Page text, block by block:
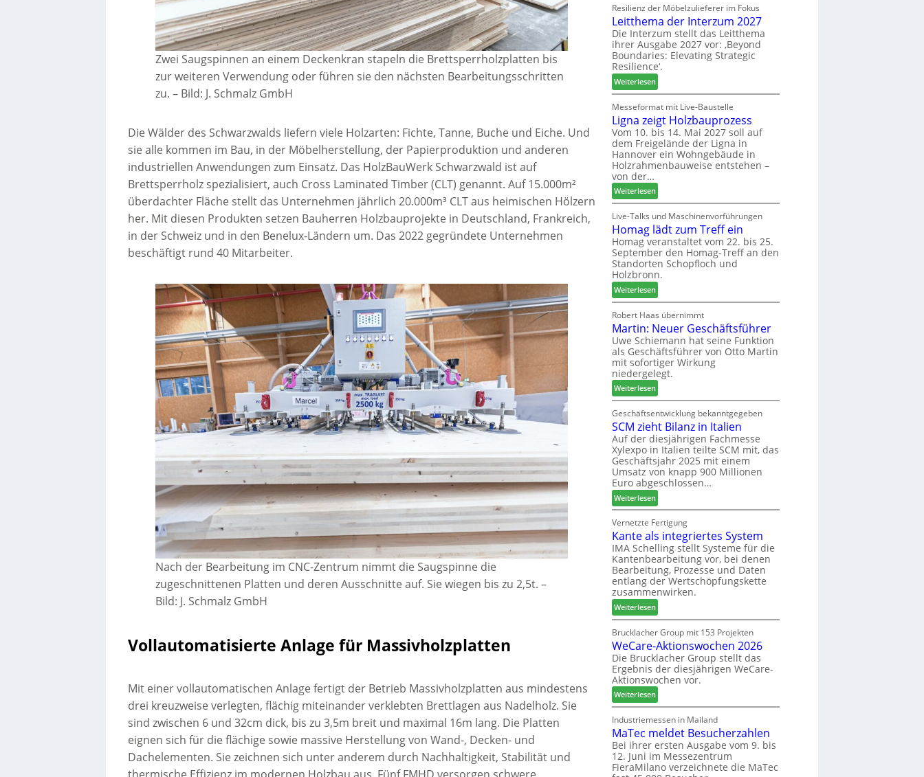
Zwei Saugspinnen an einem Deckenkran stapeln die Brettsperrholzplatten bis
zur weiteren Verwendung oder führen sie den nächsten Bearbeitungsschritten
zu. – Bild: J. Schmalz GmbH
Die Wälder des Schwarzwalds liefern viele Holzarten: Fichte, Tanne, Buche und Eiche. Und
sie alle kommen im Bau, in der Möbelherstellung, der Papierproduktion und anderen
industriellen Anwendungen zum Einsatz. Das HolzBauWerk Schwarzwald ist auf
Brettsperrholz spezialisiert, auch Cross Laminated Timber (CLT) genannt. Auf 15.000m²
überdachter Fläche stellt das Unternehmen jährlich 20.000m³ CLT aus heimischen Hölzern
her. Mit diesen Produkten setzen Bauherren Holzbauprojekte in Deutschland, Frankreich,
in der Schweiz und in den Benelux-Ländern um. Das 2022 gegründete Unternehmen
beschäftigt rund 40 Mitarbeiter.
Nach der Bearbeitung im CNC-Zentrum nimmt die Saugspinne die
zugeschnittenen Platten und deren Ausschnitte auf. Sie wiegen bis zu 2,5t. –
Bild: J. Schmalz GmbH
Vollautomatisierte Anlage für Massivholzplatten
Mit einer vollautomatischen Anlage fertigt der Betrieb Massivholzplatten aus mindestens
drei kreuzweise verlegten, flächig miteinander verklebten Brettlagen aus Nadelholz. Sie
sind zwischen 6 und 32cm dick, bis zu 3,5m breit und maximal 16m lang. Die Platten
eignen sich für die flächige sowie massive Herstellung von Wand-, Decken- und
Dachelementen. Sie zeichnen sich unter anderem durch Nachhaltigkeit, Stabilität und
o
r
t
i
m
e
n
t
u
n
g
e
n
f
ü
P
a
n
t
a
g
m
e
l
l
o
-
F
ä
s
e
r
u
n
d
-
V
r
b
i
n
d
e
r
Resilienz der Möbelzulieferer im Fokus
Leitthema der Interzum 2027
Die Interzum stellt das Leitthema
ihrer Ausgabe 2027 vor: ‚Beyond
Boundaries: Elevating Strategic
Resilience‘.
Weiterlesen:
L
e
i
t
t
h
e
a
d
e
r
I
n
t
e
r
z
u
m
2
0
2
7
Messeformat mit Live-Baustelle
Ligna zeigt Holzbauprozess
Vom 10. bis 14. Mai 2027 soll auf
dem Freigelände der Ligna in
Hannover ein Wohngebäude in
Holzrahmenbauweise entstehen –
von der…
Weiterlesen:
L
i
g
n
a
z
e
i
g
t
H
o
l
z
b
a
u
p
r
o
z
e
s
s
Live-Talks und Maschinenvorführungen
Homag lädt zum Treff ein
Homag veranstaltet vom 22. bis 25.
September den Homag-Treff an den
Standorten Schopfloch und
Holzbronn.
Weiterlesen:
H
o
m
a
g
l
ä
d
t
z
u
m
T
r
e
f
f
e
i
n
Robert Haas übernimmt
Martin: Neuer Geschäftsführer
Uwe Schiemann hat seine Funktion
als Geschäftsführer von Otto Martin
mit sofortiger Wirkung
niedergelegt.
Weiterlesen:
M
a
r
t
i
n
:
N
e
u
e
r
G
e
s
c
h
ä
f
t
s
f
ü
h
r
e
r
Geschäftsentwicklung bekanntgegeben
SCM zieht Bilanz in Italien
Auf der diesjährigen Fachmesse
Xylexpo in Italien teilte SCM mit, das
Geschäftsjahr 2025 mit einem
Umsatz von knapp 900 Millionen
Euro abgeschlossen…
Weiterlesen:
S
C
M
z
i
e
h
t
B
i
l
a
n
z
i
n
I
t
a
l
i
e
Vernetzte Fertigung
Kante als integriertes System
IMA Schelling stellt Systeme für die
Kantenbearbeitung vor, bei denen
Bearbeitung, Prozesse und Daten
entlang der Wertschöpfungskette
zusammenwirken.
Weiterlesen:
K
a
n
t
e
a
s
i
n
t
e
g
Brucklacher Group mit 153 Projekten
WeCare-Aktionswochen 2026
Die Brucklacher Group stellt das
Ergebnis der diesjährigen WeCare-
Aktionswochen vor.
Weiterlesen:
W
e
C
a
r
e
Industriemessen in Mailand
MaTec meldet Besucherzahlen
Bei ihrer ersten Ausgabe vom 9. bis
12. Juni im Messezentrum
FieraMilano verzeichnete die MaTec